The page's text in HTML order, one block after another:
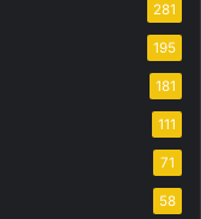
281
195
181
111
71
58